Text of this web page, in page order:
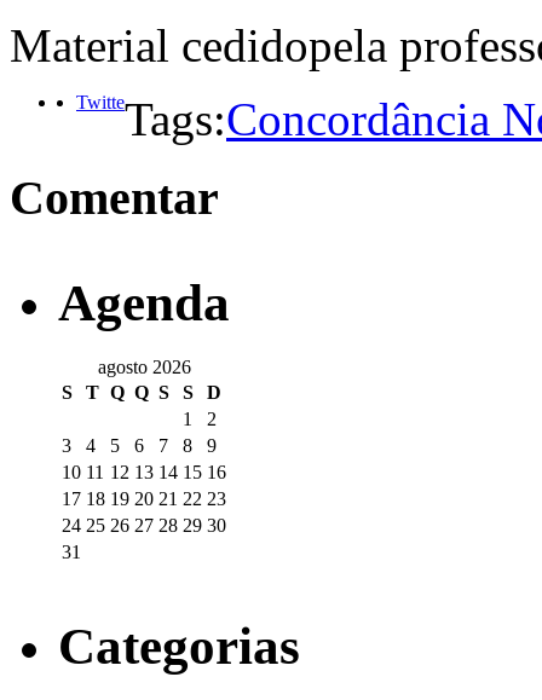
Material cedidopela
TwitteTags:Concordância
Comentar
Agenda
agosto 2026
S
T Q Q S S
D
1
2
3
4 5 6 7 8
9
10 11 12 13 14 15 16
17 18 19 20 21 22 23
24 25 26 27 28 29 30
31
Categorias